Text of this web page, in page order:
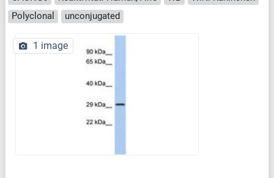
Polyclonal
unconjugated
1 image